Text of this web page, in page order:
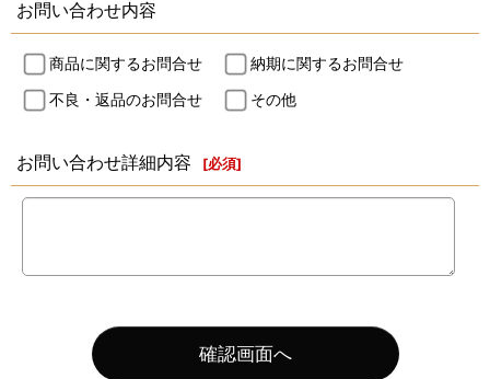
お問い合わせ内容
商品に関するお問合せ
納期に関するお問合せ
不良・返品のお問合せ
その他
お問い合わせ詳細内容 [必須]
確認画面へ